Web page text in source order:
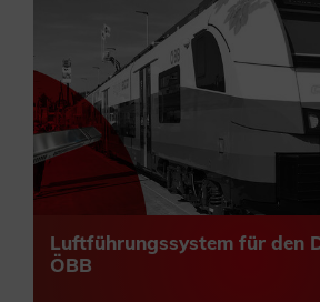
Luftführungssystem für den
ÖBB